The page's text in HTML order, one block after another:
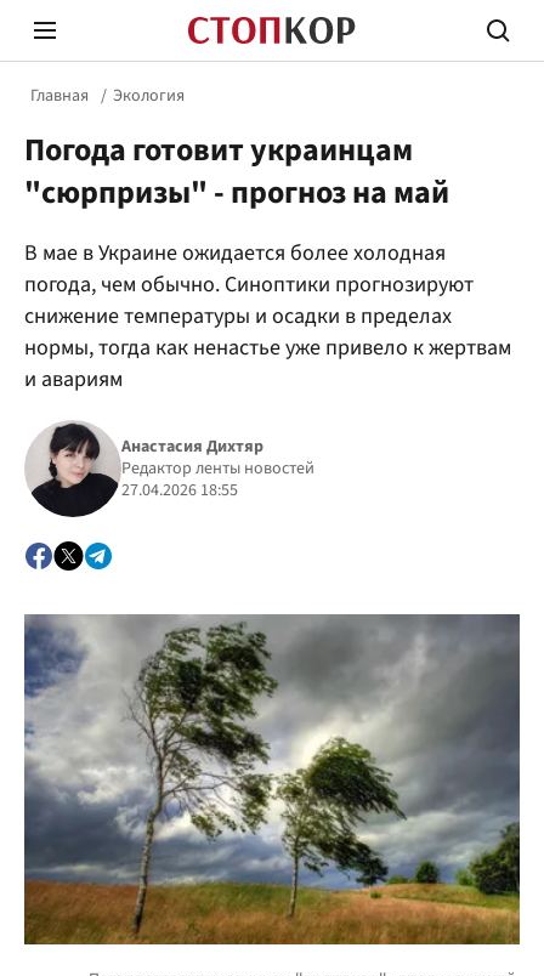
Стоп Политической Коррупции
Политика
Главная Экология
Погода готовит украинцам
"сюрпризы" - прогноз на май
В мае в Украине ожидается более холодная
погода, чем обычно. Синоптики прогнозируют
снижение температуры и осадки в пределах
нормы, тогда как ненастье уже привело к жертвам
и авариям
Анастасия Дихтяр
Редактор ленты новостей
27.04.2026 18:55